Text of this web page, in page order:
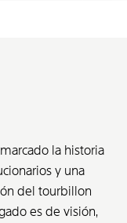
la historia
y una
del tourbillon
es de visión,